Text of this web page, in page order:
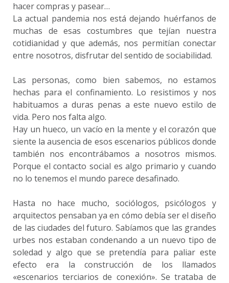
hacer compras y pasear…
La actual pandemia nos está dejando huérfanos de
muchas de esas costumbres que tejían nuestra
cotidianidad y que además, nos permitían conectar
entre nosotros, disfrutar del sentido de sociabilidad.
Las personas, como bien sabemos, no estamos
hechas para el confinamiento. Lo resistimos y nos
habituamos a duras penas a este nuevo estilo de
vida. Pero nos falta algo.
Hay un hueco, un vacío en la mente y el corazón que
siente la ausencia de esos escenarios públicos donde
también nos encontrábamos a nosotros mismos.
Porque el contacto social es algo primario y cuando
no lo tenemos el mundo parece desafinado.
Hasta no hace mucho, sociólogos, psicólogos y
arquitectos pensaban ya en cómo debía ser el diseño
de las ciudades del futuro. Sabíamos que las grandes
urbes nos estaban condenando a un nuevo tipo de
soledad y algo que se pretendía para paliar este
efecto era la construcción de los llamados
«escenarios terciarios de conexión». Se trataba de